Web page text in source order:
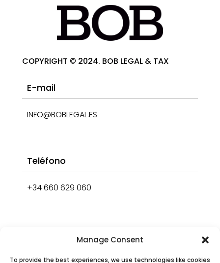
Manage Consent
To provide the best experiences, we use technologies like cookies
COPYRIGHT © 2024. BOB LEGAL & TAX
E-mail
INFO@BOBLEGAL.ES
Teléfono
+34 660 629 060